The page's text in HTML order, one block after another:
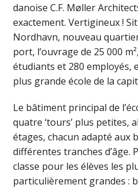
danoise C.F. Møller
exactement. Vertigineux !
Nordhavn, nouveau
port, l’ouvrage de 25 000
étudiants et 280 employés,
plus grande école de la
Le bâtiment principal de
quatre ‘tours’ plus petites,
étages, chacun adapté aux
différentes tranches d’âge.
classe pour les élèves les
particulièrement grandes :